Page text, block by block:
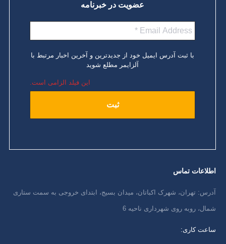
عضویت در خبرنامه
با ثبت آدرس ایمیل خود از جدیدترین و آخرین اخبار مرتبط با
آلزایمر مطلع شوید
این فیلد الزامی است.
اطلاعات تماس
آدرس: تهران، شهرک اکباتان، میدان بسیج، ابتدای خروجی به سمت ستاری
شمال، روبه روی شهرداری ناحیه 6
ساعت کاری: